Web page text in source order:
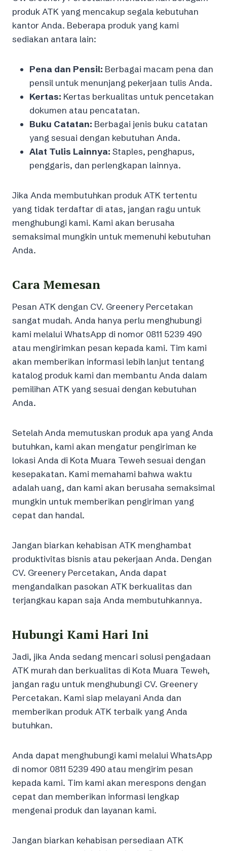
produk ATK yang mencakup segala kebutuhan
kantor Anda. Beberapa produk yang kami
sediakan antara lain:
Pena dan Pensil: Berbagai macam pena dan
pensil untuk menunjang pekerjaan tulis Anda.
Kertas: Kertas berkualitas untuk pencetakan
dokumen atau pencatatan.
Buku Catatan: Berbagai jenis buku catatan
yang sesuai dengan kebutuhan Anda.
Alat Tulis Lainnya: Staples, penghapus,
penggaris, dan perlengkapan lainnya.
Jika Anda membutuhkan produk ATK tertentu
yang tidak terdaftar di atas, jangan ragu untuk
menghubungi kami. Kami akan berusaha
semaksimal mungkin untuk memenuhi kebutuhan
Anda.
Cara Memesan
Pesan ATK dengan CV. Greenery Percetakan
sangat mudah. Anda hanya perlu menghubungi
kami melalui WhatsApp di nomor 0811 5239 490
atau mengirimkan pesan kepada kami. Tim kami
akan memberikan informasi lebih lanjut tentang
katalog produk kami dan membantu Anda dalam
pemilihan ATK yang sesuai dengan kebutuhan
Anda.
Setelah Anda memutuskan produk apa yang Anda
butuhkan, kami akan mengatur pengiriman ke
lokasi Anda di Kota Muara Teweh sesuai dengan
kesepakatan. Kami memahami bahwa waktu
adalah uang, dan kami akan berusaha semaksimal
mungkin untuk memberikan pengiriman yang
cepat dan handal.
Jangan biarkan kehabisan ATK menghambat
produktivitas bisnis atau pekerjaan Anda. Dengan
CV. Greenery Percetakan, Anda dapat
mengandalkan pasokan ATK berkualitas dan
terjangkau kapan saja Anda membutuhkannya.
Hubungi Kami Hari Ini
Jadi, jika Anda sedang mencari solusi pengadaan
ATK murah dan berkualitas di Kota Muara Teweh,
jangan ragu untuk menghubungi CV. Greenery
Percetakan. Kami siap melayani Anda dan
memberikan produk ATK terbaik yang Anda
butuhkan.
Anda dapat menghubungi kami melalui WhatsApp
di nomor 0811 5239 490 atau mengirim pesan
kepada kami. Tim kami akan merespons dengan
cepat dan memberikan informasi lengkap
mengenai produk dan layanan kami.
Jangan biarkan kehabisan persediaan ATK